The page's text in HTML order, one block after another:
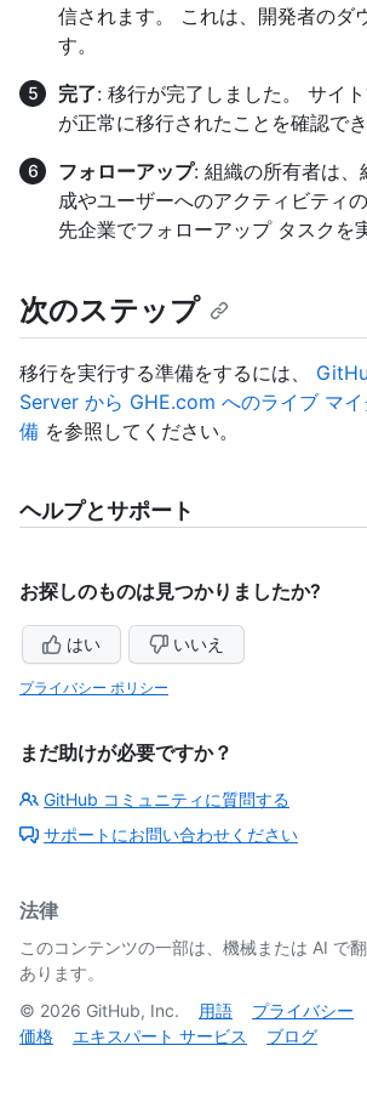
信されます。 これは、開発者のダ
す。
完了: 移行が完了しました。 サイ
が正常に移行されたことを確認でき
フォローアップ: 組織の所有者は
成やユーザーへのアクティビティ
先企業でフォローアップ タスクを
次のステップ
移行を実行する準備をするには、
Server から GHE.com へのライブ マ
備 を参照してください。
ヘルプとサポート
お探しのものは見つかりましたか?
はい いいえ
プライバシー ポリシー
まだ助けが必要ですか？
GitHub コミュニティに質問する
サポートにお問い合わせください
法律
このコンテンツの一部は、機械または AI で
あります。
© 2026 GitHub, Inc. 用語 プライバシー
価格
エキスパート サービス ブログ